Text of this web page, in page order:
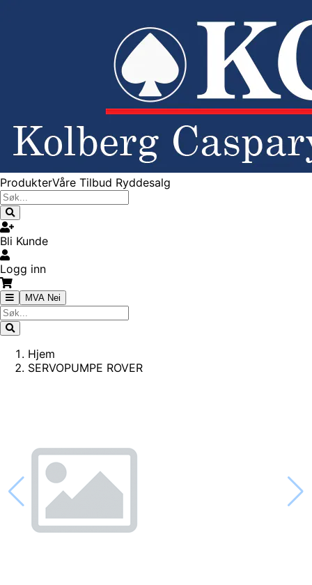
ProdukterVåre Tilbud Ryddesalg
Bli Kunde
Logg inn
MVA Nei
Hjem
SERVOPUMPE ROVER